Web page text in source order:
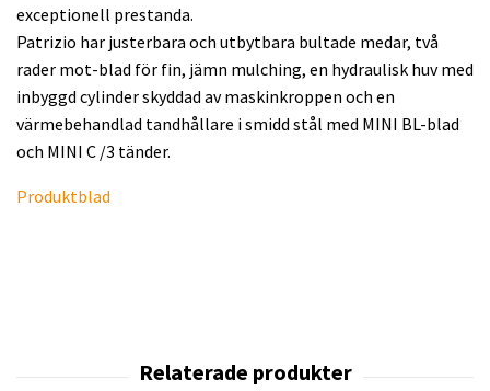
exceptionell prestanda.
Patrizio har justerbara och utbytbara bultade medar, två
rader mot-blad för fin, jämn mulching, en hydraulisk huv med
inbyggd cylinder skyddad av maskinkroppen och en
värmebehandlad tandhållare i smidd stål med MINI BL-blad
och MINI C /3 tänder.
Produktblad